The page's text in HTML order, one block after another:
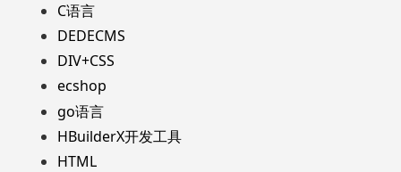
C语言
DEDECMS
DIV+CSS
ecshop
go语言
HBuilderX开发工具
HTML